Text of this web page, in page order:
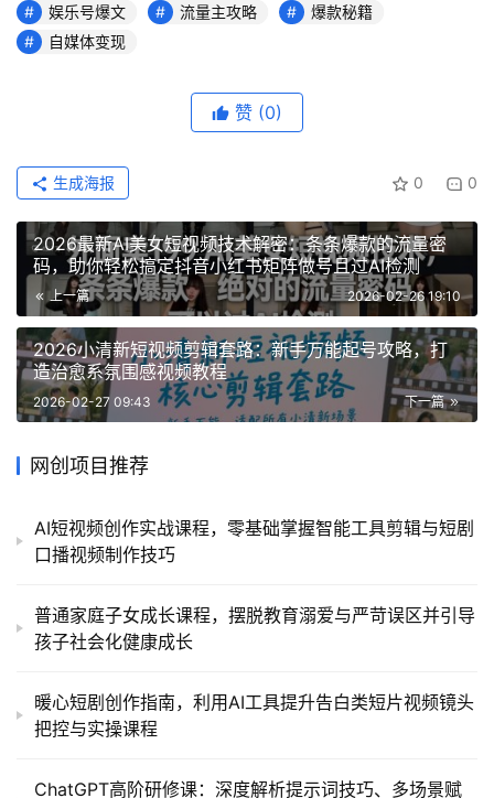
娱乐号爆文 流量主攻略
爆款秘籍
自媒体变现
赞 (0)
0 0
生成海报
2026最新AI美女短视频技术解密：条条爆款的流量密
码，助你轻松搞定抖音小红书矩阵做号且过AI检测
上一篇 2026-02-26 19:10
2026小清新短视频剪辑套路：新手万能起号攻略，打
造治愈系氛围感视频教程
下一篇
2026-02-27 09:43
网创项目推荐
AI短视频创作实战课程，零基础掌握智能工具剪辑与短剧
口播视频制作技巧
普通家庭子女成长课程，摆脱教育溺爱与严苛误区并引导
孩子社会化健康成长
暖心短剧创作指南，利用AI工具提升告白类短片视频镜头
把控与实操课程
ChatGPT高阶研修课：深度解析提示词技巧、多场景赋